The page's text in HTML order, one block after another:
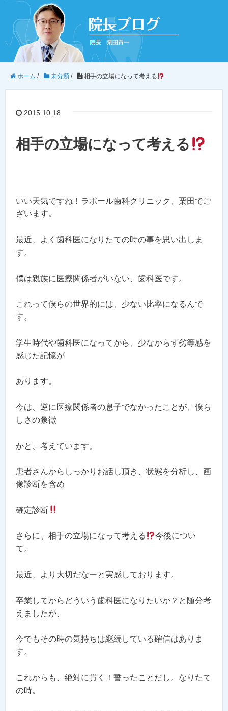
ホーム / 未分類 / 相手の立場になって考える
2015.10.18
相手の立場になって考える
いい天気ですね！ラポール歯科クリニック、栗田でご
ざいます。
最近、よく歯科医になりたての時の事を思い出しま
す。
僕は親族に医療関係者がいない、歯科医です。
これって僕らの世界的には、少ない比率になるんで
す。
学生時代や歯科医になってから、少なからず劣等感を
感じた記憶が
あります。
今は、逆に医療関係者の息子でなかったことが、僕ら
しさの象徴
かと、考えています。
患者さんからしっかりお話し頂き、状態を分析し、画
像診断を含め
確定診断
さらに、相手の立場になって考える
今後につい
て。
最近、より大切だなーと実感しております。
卒業してからどういう歯科医になりたいか？と随分考
えましたが、
今でもその時の気持ちは継続している確信はありま
す。
これからも、絶対に貫く！誓ったことだし。なりたて
の時。